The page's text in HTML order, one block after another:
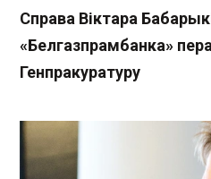
Справа Віктара
«Белгазпрамбанка»
Генпракуратуру